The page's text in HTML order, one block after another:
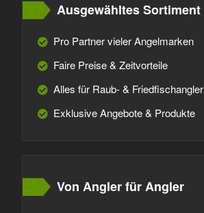
Ausgewähltes Sortiment
Pro Partner vieler Angelmarken
Faire Preise & Zeitvorteile
Alles für Raub- & Friedfischangler
Exklusive Angebote & Produkte
Von Angler für Angler